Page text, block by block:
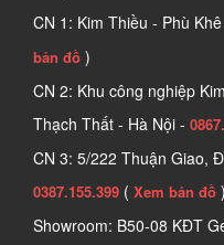
CN 1: Kim Thiều - Phù
bản đồ )
CN 2: Khu công nghiệp
Thạch Thất - Hà Nội -
CN 3: 5/222 Thuận Giao,
0387.155.399 ( Xem bản đồ )
Showroom: B50-08 KĐT